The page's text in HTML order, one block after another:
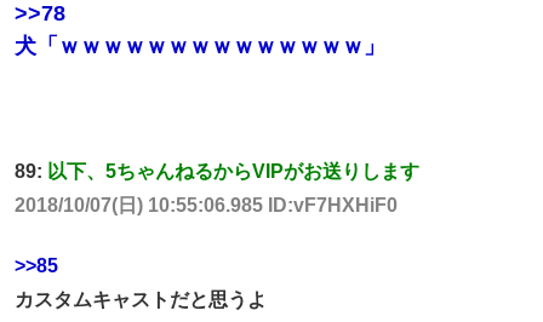
>>78
犬「ｗｗｗｗｗｗｗｗｗｗｗｗｗｗ」
89: 以下、5ちゃんねるからVIPがお送りします
2018/10/07(日) 10:55:06.985 ID:vF7HXHiF0
>>85
カスタムキャストだと思うよ